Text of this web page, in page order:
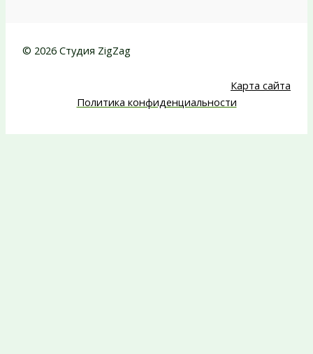
© 2026 Студия ZigZag
Карта сайта
Политика конфиденциальности